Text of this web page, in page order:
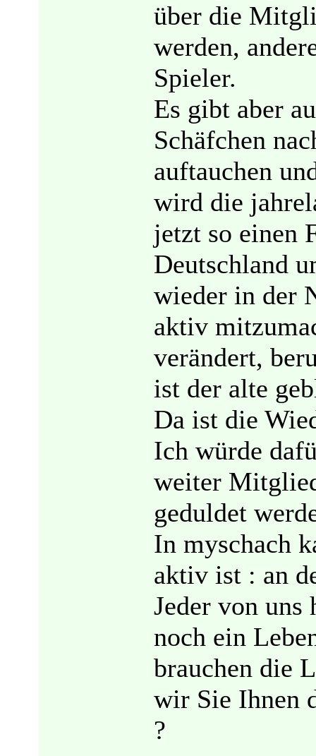
über die
werden,
Spieler.
Es gibt aber
Schäfchen
auftauchen
wird die
jetzt so einen
Deutschland
wieder in der
aktiv
verändert,
ist der alte
Da ist die
Ich würde
weiter
geduldet
In myschach
aktiv ist : an
Jeder von uns
noch ein
brauchen die
wir Sie Ihnen
?